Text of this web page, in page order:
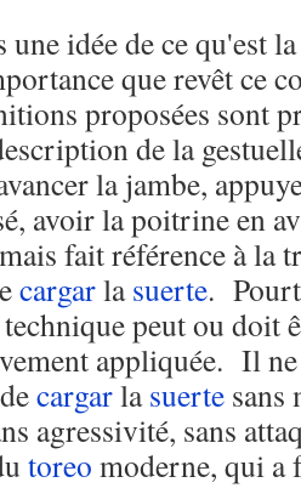
une idée de ce qu'est
que revêt ce
proposées sont
de la
la jambe,
avoir la poitrine en
fait référence à la
cargarlasuerte.
peut ou doit
appliquée. Il ne
cargarlasuerte sans
agressivité, sans
toreo moderne, qui